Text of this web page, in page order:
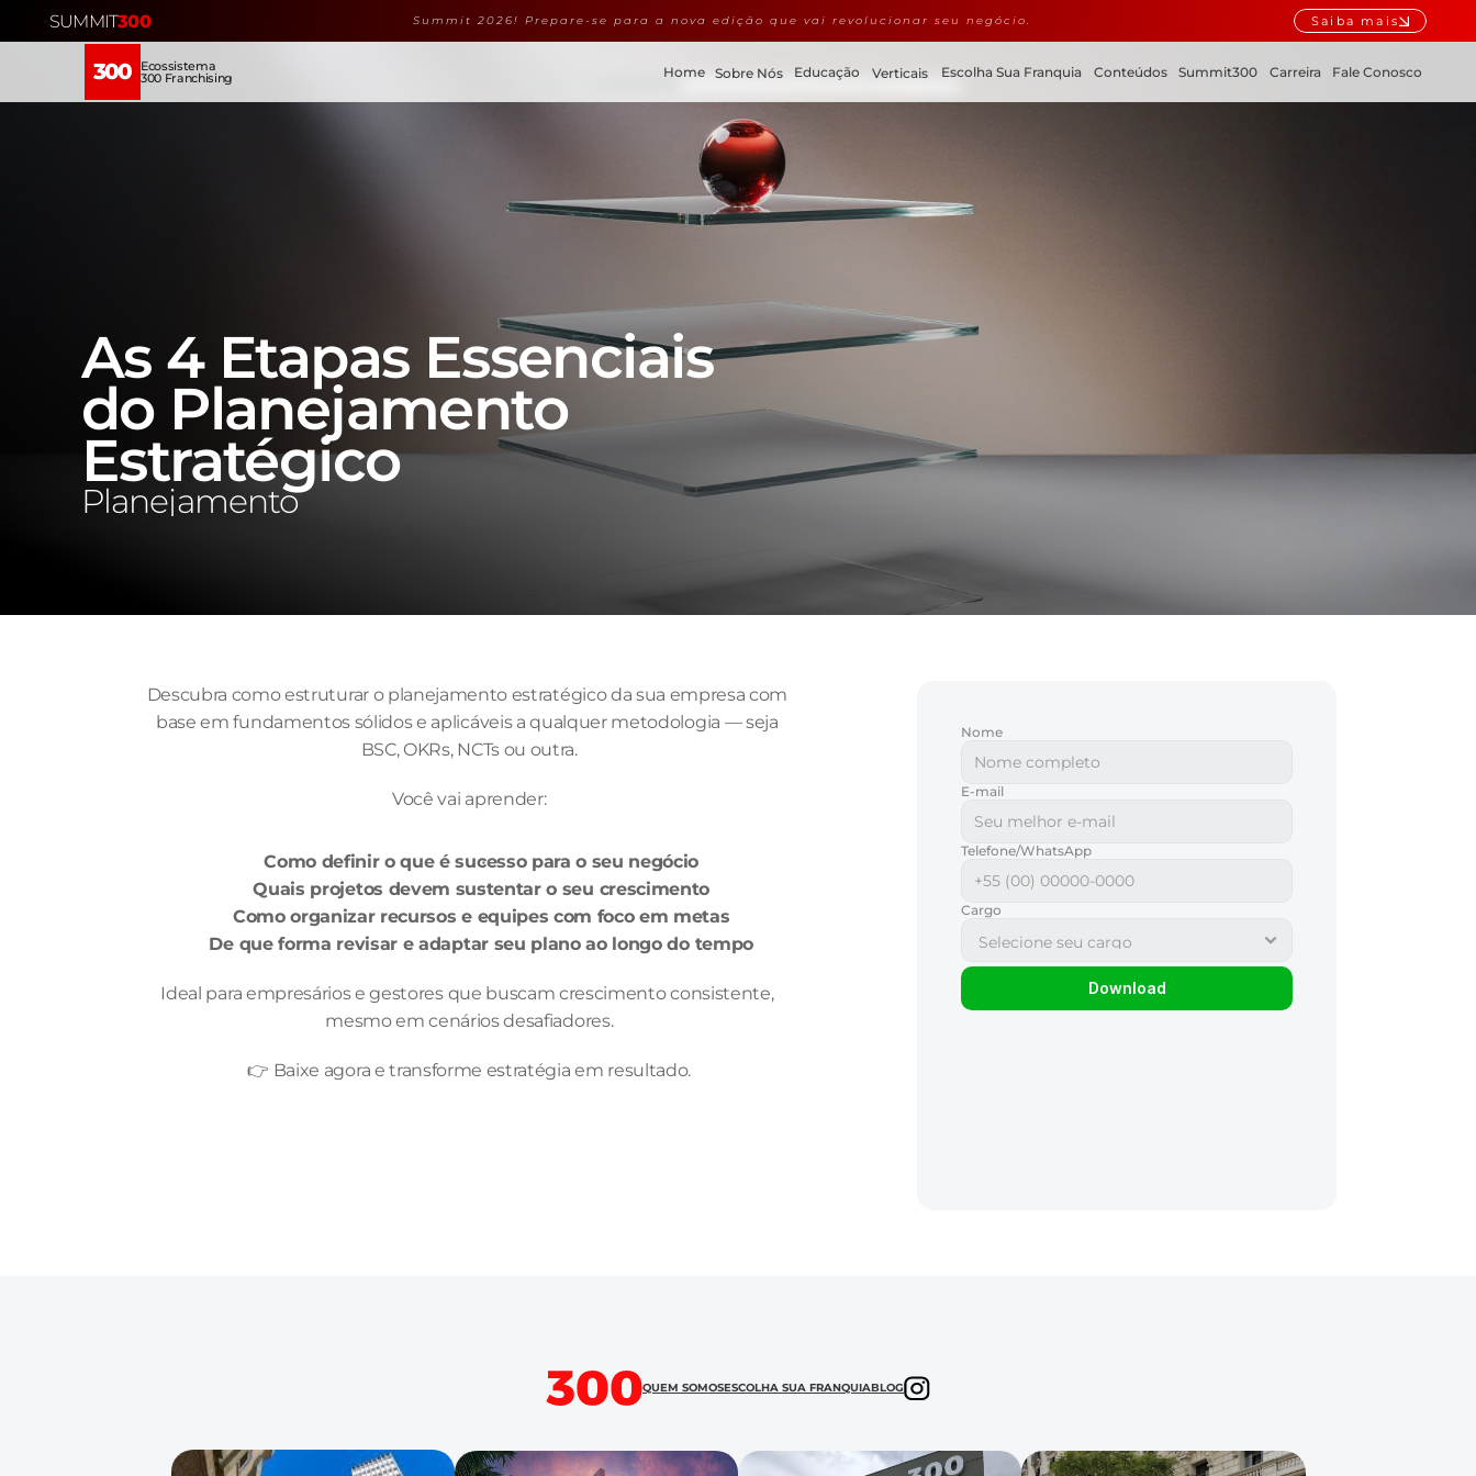
300 Ecossistema
300 Franchising Home Sobre Nós Educação Verticais Escolha Sua Franquia Conteúdos Summit300 Carreira Fale Conosco
As 4 Etapas Essenciais
do Planejamento
Estratégico
Planejamento
Descubra como estruturar o planejamento estratégico da sua empresa com
base em fundamentos sólidos e aplicáveis a qualquer metodologia — seja
BSC, OKRs, NCTs ou outra.
Você vai aprender:
Como definir o que é sucesso para o seu negócio
Quais projetos devem sustentar o seu crescimento
Como organizar recursos e equipes com foco em metas
De que forma revisar e adaptar seu plano ao longo do tempo
Ideal para empresários e gestores que buscam crescimento consistente,
mesmo em cenários desafiadores.
👉 Baixe agora e transforme estratégia em resultado.
Nome
E-mail
Telefone/WhatsApp
Cargo
Download
QUEM SOMOSESCOLHA SUA FRANQUIABLOG
SUMMIT300 Summit 2026! Prepare-se para a nova edição que vai revolucionar seu negócio. Saiba mais